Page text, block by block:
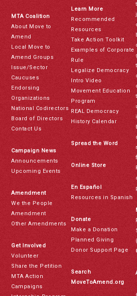
MTA Coalition
About Move to
Amend
Local Move to
Amend Groups
Issue/Sector
Caucuses
Endorsing
Organizations
National Codirectors
Board of Directors
Contact Us
Campaign News
Announcements
Upcoming Events
Amendment
We the People
Amendment
Other Amendments
Get Involved
Volunteer
Share the Petition
MTA Action
Campaigns
Learn More
Recommended
Resources
Take Action Toolkit
Examples of Corporate
Rule
Legalize Democracy
Intro Video
Movement Education
Program
REAL Democracy
History Calendar
Spread the Word
Online Store
En Español
Resources in Spanish
Donate
Make a Donation
Planned Giving
Donor Support Page
Search
MoveToAmend.org